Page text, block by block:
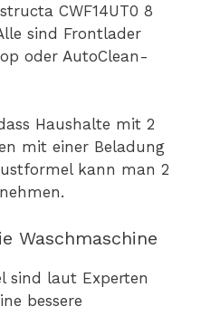
CWF14UT0 8
sind Frontlader
oder AutoClean-
Haushalte mit 2
mit einer Beladung
kann man 2
Waschmaschine
sind laut Experten
bessere